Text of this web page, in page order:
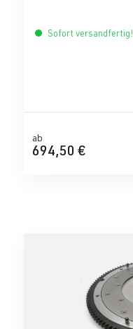
Sofort versandfertig!
ab
694,50 €